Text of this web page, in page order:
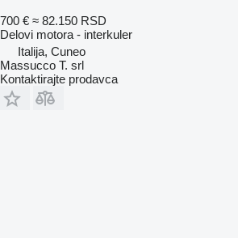
700 € ≈ 82.150 RSD
Delovi motora - interkuler
Italija, Cuneo
Massucco T. srl
Kontaktirajte prodavca